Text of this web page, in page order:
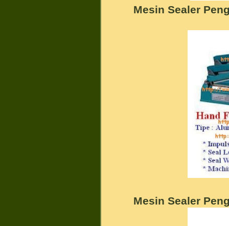
Mesin Sealer
Mesin Sealer